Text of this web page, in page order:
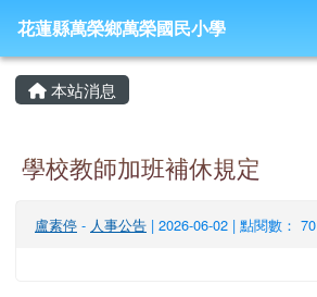
花蓮縣萬榮鄉萬榮國民小學
導覽列
花蓮縣萬榮鄉萬榮國民小學
主內容區域
本站消息
學校教師加班補休規定
盧素停 - 人事公告 | 2026-06-02 | 點閱數： 70
頁尾區域